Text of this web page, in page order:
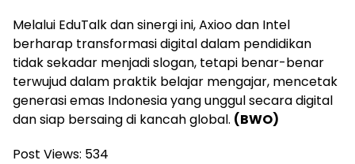
Melalui EduTalk dan sinergi ini, Axioo dan Intel
berharap transformasi digital dalam pendidikan
tidak sekadar menjadi slogan, tetapi benar-benar
terwujud dalam praktik belajar mengajar, mencetak
generasi emas Indonesia yang unggul secara digital
dan siap bersaing di kancah global. (BWO)
Post Views: 534